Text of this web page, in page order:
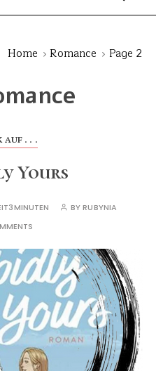
Home Romance Page 2
AUF . . .
Yours
3MINUTEN BYRUBYNIA